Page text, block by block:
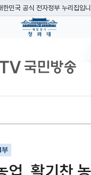
한민국 공식 전자정부 누리집입
소 확인하기
.kr등 다른 도메인 주소를 사
리집보기
부